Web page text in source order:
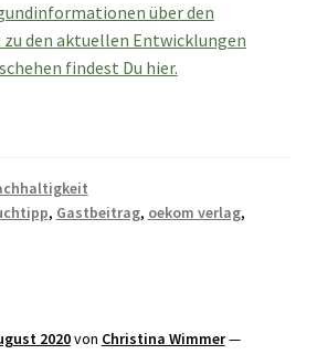
über den
den aktuellen Entwicklungen
findest Du hier.
, Gastbeitrag, oekom verlag,
2020von Christina Wimmer—